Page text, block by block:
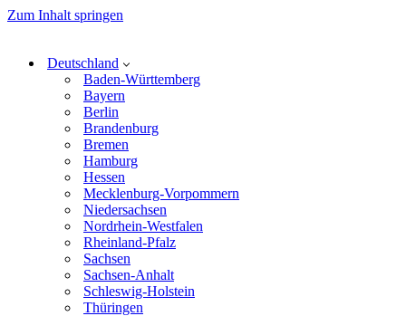
Zum Inhalt springen
Deutschland
Baden-Württemberg
Bayern
Berlin
Brandenburg
Bremen
Hamburg
Hessen
Mecklenburg-Vorpommern
Niedersachsen
Nordrhein-Westfalen
Rheinland-Pfalz
Sachsen
Sachsen-Anhalt
Schleswig-Holstein
Thüringen